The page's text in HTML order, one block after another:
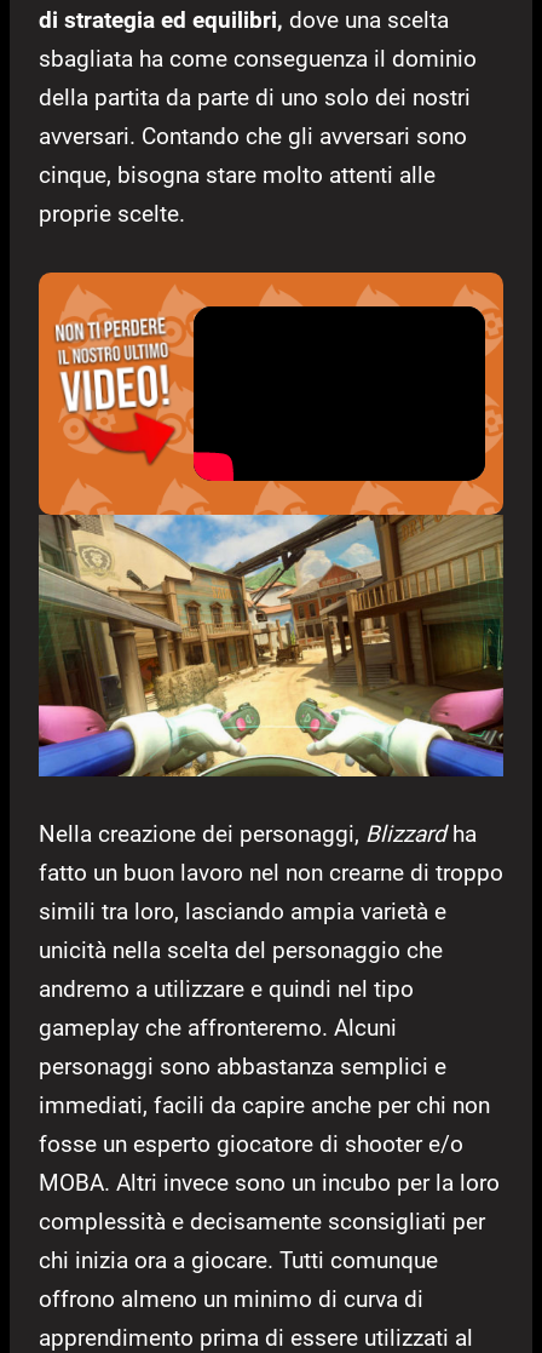
di strategia ed equilibri, dove una scelta
sbagliata ha come conseguenza il dominio
della partita da parte di uno solo dei nostri
avversari. Contando che gli avversari sono
cinque, bisogna stare molto attenti alle
proprie scelte.
Nella creazione dei personaggi, Blizzardha
fatto un buon lavoro nel non crearne di troppo
simili tra loro, lasciando ampia varietà e
unicità nella scelta del personaggio che
andremo a utilizzare e quindi nel tipo
gameplay che affronteremo. Alcuni
personaggi sono abbastanza semplici e
immediati, facili da capire anche per chi non
fosse un esperto giocatore di shooter e/o
MOBA. Altri invece sono un incubo per la loro
complessità e decisamente sconsigliati per
chi inizia ora a giocare. Tutti comunque
offrono almeno un minimo di curva di
apprendimento prima di essere utilizzati al